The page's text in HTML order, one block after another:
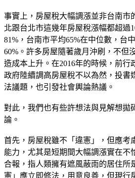
事實上，房屋稅大幅調漲並非台南市
北跟台北市這幾年房屋稅漲幅都超過
81%，台南市平均65%在中位數，台
60%。許多房屋隨著歲月沖刷，不但
造成本上升。在2016年的時候，前行
政府陸續調高房屋稅不以為然，投書
法議題，也引發社會輿論熱議。
對此，我們也有些許想法與見解想拋
論。
首先，房屋稅雖不「違憲」，但應考
能力，尤其是短期間大幅調漲實在不
合報，指人類擁有遮風蔽雨的居住所
憲」應立即修法，用意良善，但現行